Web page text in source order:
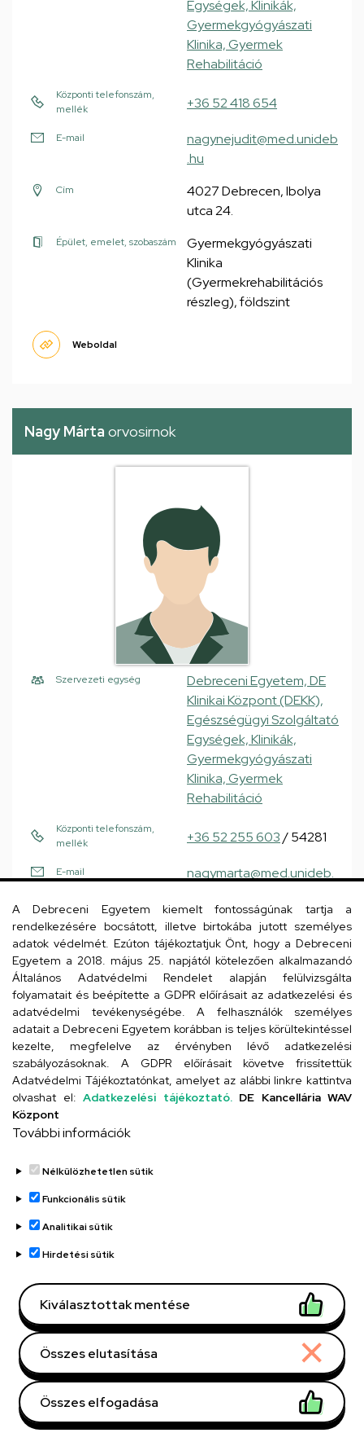
Egységek, Klinikák,
Gyermekgyógyászati
Klinika, Gyermek
Rehabilitáció
Központi telefonszám,
mellék
+36 52 418 654
E-mail
nagynejudit@med.unideb
.hu
Cím
4027 Debrecen, Ibolya
utca 24.
Épület, emelet, szobaszám
Gyermekgyógyászati
Klinika
(Gyermekrehabilitációs
részleg), földszint
Weboldal
Nagy Márta orvosirnok
Szervezeti egység
Debreceni Egyetem, DE
Klinikai Központ (DEKK),
Egészségügyi Szolgáltató
Egységek, Klinikák,
Gyermekgyógyászati
Klinika, Gyermek
Rehabilitáció
Központi telefonszám,
mellék
+36 52 255 603/ 54281
E-mail
nagymarta@med.unideb.
Cím
4032 Debrecen
Nagyerdei körút 98
Épület, emelet, szobaszám
Gyermekgyógyászati
Klinika(betegfelvételi
pult)
Weboldal
Debreceni Egyetem, DE
Klinikai Központ (DEKK),
Egészségügyi Szolgáltató
A Debreceni Egyetem kiemelt fontosságúnak tartja a
rendelkezésére bocsátott, illetve birtokába jutott személyes
adatok védelmét. Ezúton tájékoztatjuk Önt, hogy a Debreceni
Egyetem a 2018. május 25. napjától kötelezően alkalmazandó
Általános Adatvédelmi Rendelet alapján felülvizsgálta
folyamatait és beépítette a GDPR előírásait az adatkezelési és
adatvédelmi tevékenységébe. A felhasználók személyes
adatait a Debreceni Egyetem korábban is teljes körültekintéssel
kezelte, megfelelve az érvényben lévő adatkezelési
szabályozásoknak. A GDPR előírásait követve frissítettük
Adatvédelmi Tájékoztatónkat, amelyet az alábbi linkre kattintva
olvashat el: Adatkezelési tájékoztató. DE Kancellária WAV
Központ
További információk
Nélkülözhetetlen sütik
Funkcionális sütik
Analitikai sütik
Hirdetési sütik
Kiválasztottak mentése
Összes elutasítása
Összes elfogadása